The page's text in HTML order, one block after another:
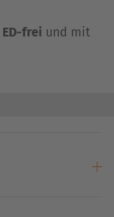
ED-frei und mit